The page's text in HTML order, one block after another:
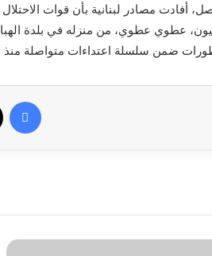
أفادت مصادر لبنانية بأن قوات
عطوي عطوي، من منزله في بلدة
ضمن سلسلة اعتداءات متواصلة منذ وقف إطلاق